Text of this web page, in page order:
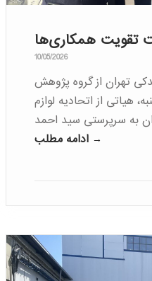
10/05/2026
تهران از گروه پژوهش
هیاتی از اتحادیه لوازم
ادامه مطلب →